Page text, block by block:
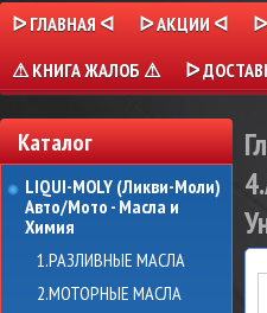
ᐅ ГЛАВНАЯ ᐊ ᐅ АКЦИИ ᐊ
⚠ КНИГА ЖАЛОБ ⚠
ᐅ
Каталог
LIQUI-MOLY (Ликви-Моли)
Авто/Мото - Масла и
Химия
1.РАЗЛИВНЫЕ МАСЛА
2.МОТОРНЫЕ МАСЛА